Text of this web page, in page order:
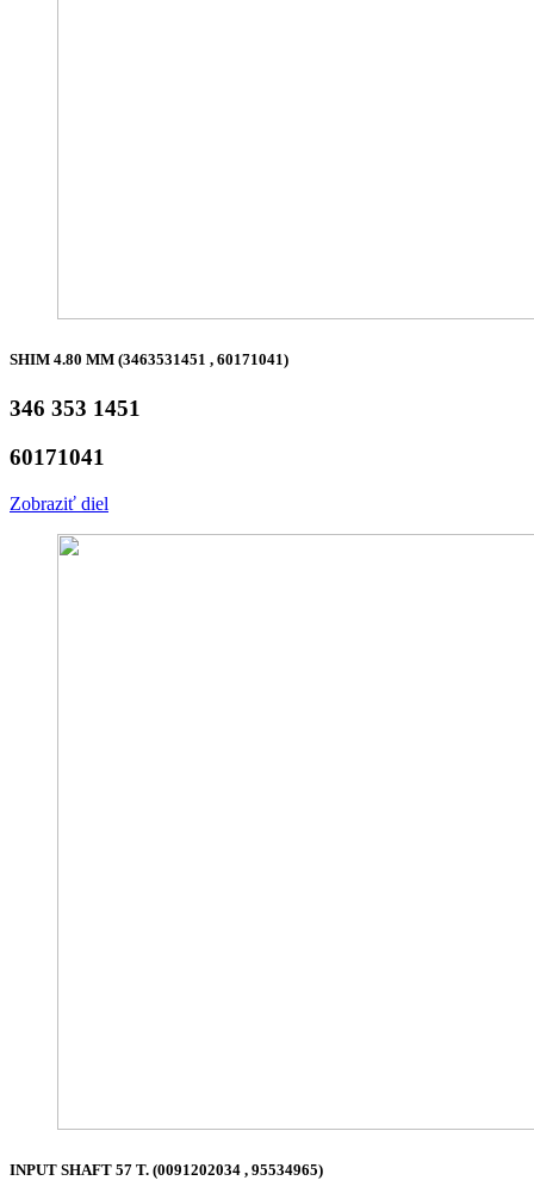
SHIM 4.80 MM (3463531451 , 60171041)
346 353 1451
60171041
Zobraziť diel
INPUT SHAFT 57 T. (0091202034 , 95534965)